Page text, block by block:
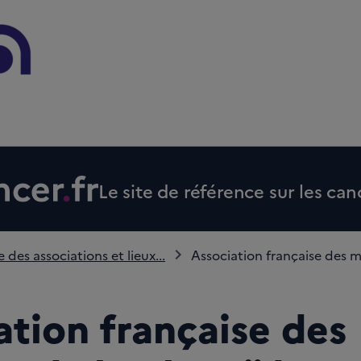
Le site de référence sur les
des associations et lieux... Association française des
française des